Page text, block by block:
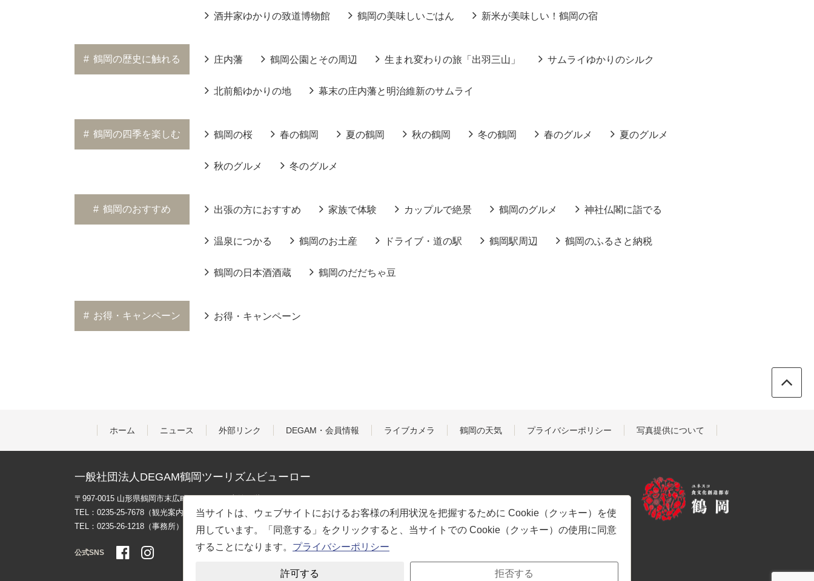
酒井家ゆかりの致道博物館 鶴岡の美味しいごはん 新米が美味しい！鶴岡の宿
# 鶴岡の歴史に触れる 庄内藩 鶴岡公園とその周辺 生まれ変わりの旅「出羽三山」 サムライゆかりのシルク
北前船ゆかりの地 幕末の庄内藩と明治維新のサムライ
# 鶴岡の四季を楽しむ 鶴岡の桜 春の鶴岡 夏の鶴岡 秋の鶴岡 冬の鶴岡 春のグルメ 夏のグルメ
秋のグルメ 冬のグルメ
# 鶴岡のおすすめ 出張の方におすすめ 家族で体験 カップルで絶景 鶴岡のグルメ 神社仏閣に詣でる
温泉につかる 鶴岡のお土産 ドライブ・道の駅 鶴岡駅周辺 鶴岡のふるさと納税
鶴岡の日本酒酒蔵 鶴岡のだだちゃ豆
# お得・キャンペーン お得・キャンペーン
ホーム ニュース 外部リンク DEGAM・会員情報 ライブカメラ 鶴岡の天気 プライバシーポリシー 写真提供について
一般社団法人DEGAM鶴岡ツーリズムビューロー
〒997-0015 山形県鶴岡市末広町３-１マリカ東館２階
TEL：0235-25-7678（観光案内）
TEL：0235-26-1218（事務所）
公式SNS
当サイトは、ウェブサイトにおけるお客様の利用状況を把握するために Cookie（クッキー）を使
用しています。「同意する」をクリックすると、当サイトでの Cookie（クッキー）の使用に同意
することになります。 プライバシーポリシー
許可する 拒否する